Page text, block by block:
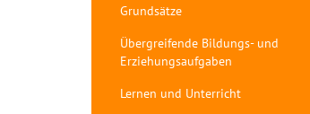
Grundsätze
Übergreifende Bildungs- und
Erziehungsaufgaben
Lernen und Unterricht